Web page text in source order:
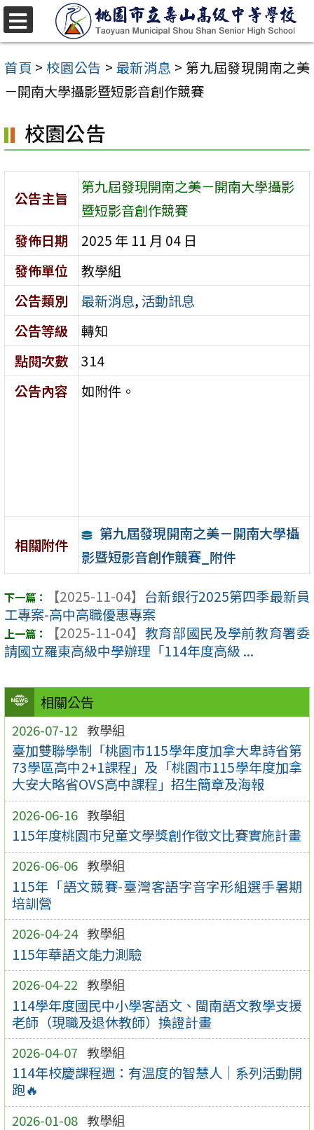
跳
至
主
容
區
首頁 > 校園公告 > 最新消息 > 第九屆發現開南之美
－開南大學攝影暨短影音創作競賽
相關公告
2026-07-12 教學組
臺加雙聯學制「桃園市115學年度加拿大卑詩省第
73學區高中2+1課程」及「桃園市115學年度加拿
大安大略省OVS高中課程」招生簡章及海報
2026-06-16 教學組
115年度桃園市兒童文學獎創作徵文比賽實施計畫
2026-06-06 教學組
115年「語文競賽-臺灣客語字音字形組選手暑期
培訓營
2026-04-24 教學組
115年華語文能力測驗
2026-04-22 教學組
114學年度國民中小學客語文、閩南語文教學支援
老師（現職及退休教師）換證計畫
2026-04-07 教學組
114年校慶課程週：有溫度的智慧人｜系列活動開
跑🔥
2026-01-08 教學組
校園公告
公告主旨
第九屆發現開南之美－開南大學攝影
暨短影音創作競賽
發佈日期
2025 年 11 月 04 日
發佈單位
教學組
公告類別
最新消息, 活動訊息
公告等級
轉知
點閱次數
314
公告內容
如附件。
相關附件
第九屆發現開南之美－開南大學攝
影暨短影音創作競賽_附件
【2025-11-04】 台新銀行2025第四季最新員
工專案-高中高職優惠專案
【2025-11-04】 教育部國民及學前教育署委
請國立羅東高級中學辦理「114年度高級 ...
選
單